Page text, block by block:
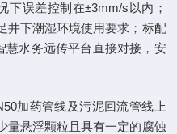
下误差控制在±3mm/s以内；
井下潮湿环境使用要求；标配
慧水务远传平台直接对接，安
加药管线及污泥回流管线上
量悬浮颗粒且具有一定的腐蚀